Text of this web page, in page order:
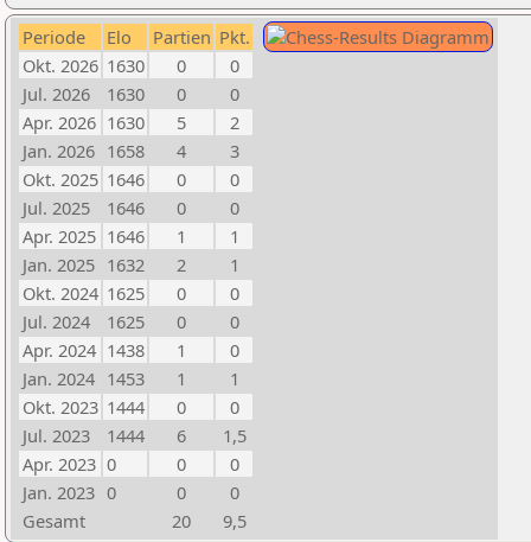
Periode Elo Partien Pkt.
Okt. 2026 1630 0
0
Jul. 2026
1630 0
0
Apr. 2026 1630 5
2
Jan. 2026 1658 4
3
Okt. 2025 1646 0
0
Jul. 2025
1646 0
0
Apr. 2025 1646 1
1
Jan. 2025 1632 2
1
Okt. 2024 1625 0
0
Jul. 2024
1625 0
0
Apr. 2024 1438 1
0
Jan. 2024 1453 1
1
Okt. 2023 1444 0
0
Jul. 2023
1444 6
1,5
Apr. 2023 0 0
0
Jan. 2023 0 0
0
Gesamt
20 9,5